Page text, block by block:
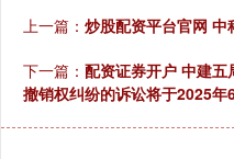
上一篇： 炒股配资平台官网 中
下一篇： 配资证券开户 中建五
撤销权纠纷的诉讼将于2025年